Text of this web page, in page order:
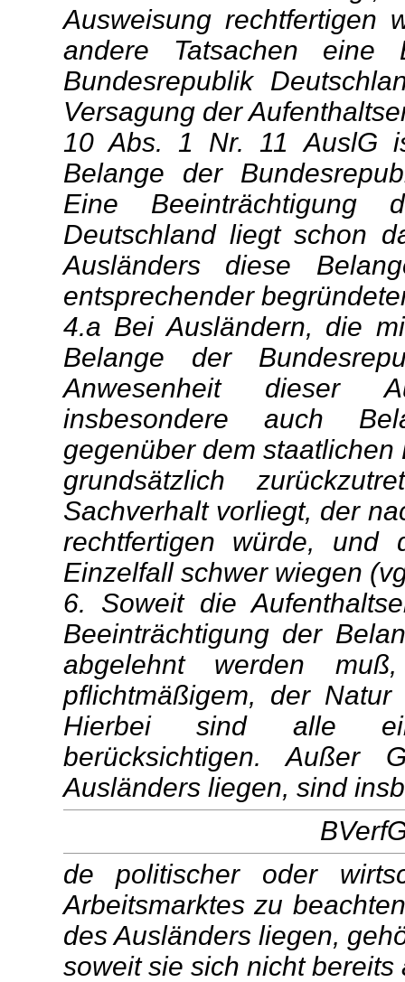
Ausweisung rechtfertigen
andere Tatsachen eine
Bundesrepublik
Versagung der
10 Abs. 1 Nr. 11 AuslG
Belange der
Eine Beeinträchtigung
Deutschland liegt schon
Ausländers diese
entsprechender
4.a Bei Ausländern, die
Belange der
Anwesenheit dieser
insbesondere auch
gegenüber dem
grundsätzlich
Sachverhalt vorliegt, der
rechtfertigen würde,
Einzelfall schwer wiegen
6. Soweit die
Beeinträchtigung der
abgelehnt werden
pflichtmäßigem, der
Hierbei sind alle
berücksichtigen.
Ausländers liegen, sind
de politischer oder
Arbeitsmarktes zu
des Ausländers liegen,
soweit sie sich nicht